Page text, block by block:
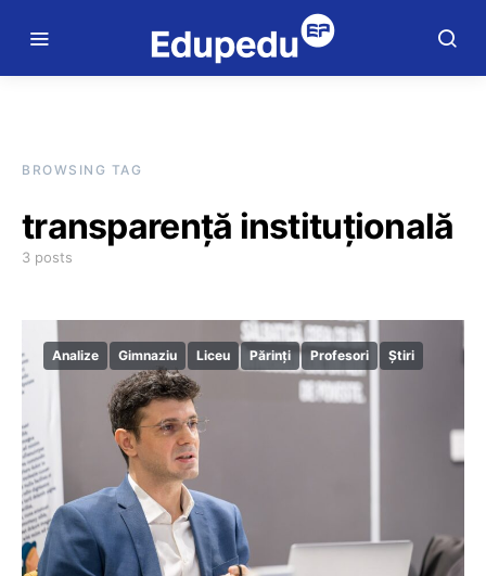
BROWSING TAG
transparență instituțională
3 posts
Analize Gimnaziu Liceu Părinți Profesori Știri